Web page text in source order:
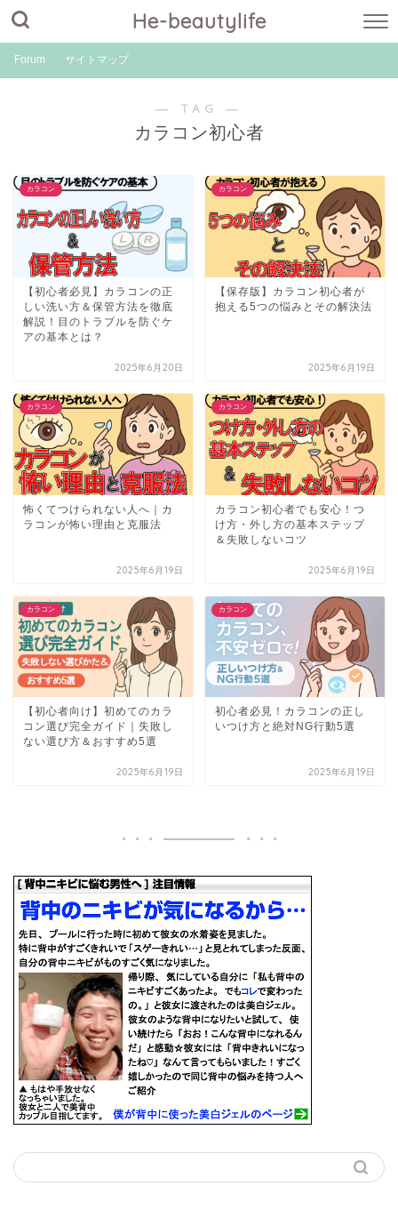
He-beautylife
Forum サイトマップ
― TAG ―
カラコン初心者
カラコン
【初心者必見】カラコンの正
しい洗い方＆保管方法を徹底
解説！目のトラブルを防ぐケ
アの基本とは？
2025年6月20日
カラコン
【保存版】カラコン初心者が
抱える5つの悩みとその解決法
2025年6月19日
カラコン
怖くてつけられない人へ｜カ
ラコンが怖い理由と克服法
2025年6月19日
カラコン
カラコン初心者でも安心！つ
け方・外し方の基本ステップ
＆失敗しないコツ
2025年6月19日
カラコン
【初心者向け】初めてのカラ
コン選び完全ガイド｜失敗し
ない選び方＆おすすめ5選
2025年6月19日
カラコン
初心者必見！カラコンの正し
いつけ方と絶対NG行動5選
2025年6月19日